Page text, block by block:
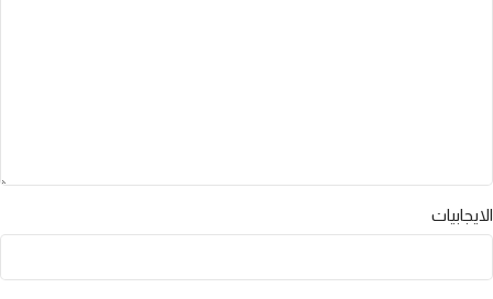
الايجابيات